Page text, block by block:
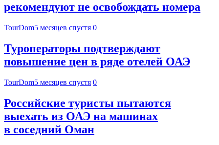
рекомендуют не освобождать номера
TourDom5 месяцев спустя 0
Туроператоры подтверждают
повышение цен в ряде отелей ОАЭ
TourDom5 месяцев спустя 0
Российские туристы пытаются
выехать из ОАЭ на машинах
в соседний Оман